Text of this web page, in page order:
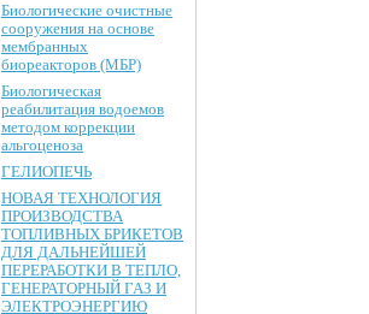
Биологические очистные
сооружения на основе
мембранных
биореакторов (МБР)
Биологическая
реабилитация водоемов
методом коррекции
альгоценоза
ГЕЛИОПЕЧЬ
НОВАЯ ТЕХНОЛОГИЯ
ПРОИЗВОДСТВА
ТОПЛИВНЫХ БРИКЕТОВ
ДЛЯ ДАЛЬНЕЙШЕЙ
ПЕРЕРАБОТКИ В ТЕПЛО,
ГЕНЕРАТОРНЫЙ ГАЗ И
ЭЛЕКТРОЭНЕРГИЮ